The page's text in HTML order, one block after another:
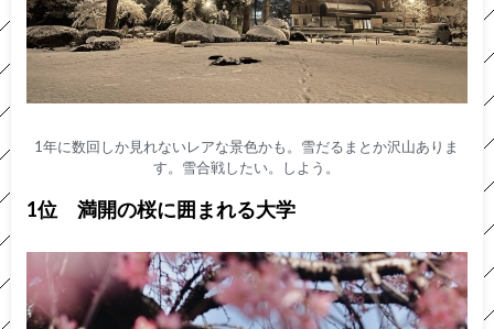
1年に数回しか見れないレアな景色かも。雪だるまとか沢山ありま
す。雪合戦したい。しよう。
1位 満開の桜に囲まれる大学